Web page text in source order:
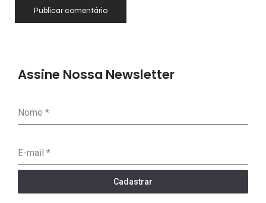
Assine Nossa Newsletter
Nome *
E-mail *
Cadastrar